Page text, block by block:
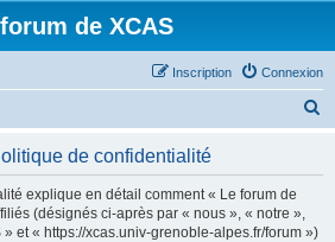
de XCAS
Connexion
Inscription
de confidentialité
explique en détail comment « Le forum de
(désignés ci-après par « nous », « notre »,
et « https://xcas.univ-grenoble-alpes.fr/forum »)